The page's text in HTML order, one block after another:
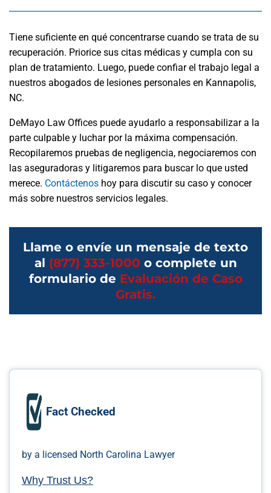
Tiene suficiente en qué concentrarse cuando se trata de su
recuperación. Priorice sus citas médicas y cumpla con su
plan de tratamiento. Luego, puede confiar el trabajo legal a
nuestros abogados de lesiones personales en Kannapolis,
NC.
DeMayo Law Offices puede ayudarlo a responsabilizar a la
parte culpable y luchar por la máxima compensación.
Recopilaremos pruebas de negligencia, negociaremos con
las aseguradoras y litigaremos para buscar lo que usted
merece. Contáctenos hoy para discutir su caso y conocer
más sobre nuestros servicios legales.
Llame o envíe un mensaje de texto
al (877) 333-1000 o complete un
formulario de Evaluación de Caso
Gratis.
Fact Checked
by a licensed North Carolina Lawyer
Why Trust Us?